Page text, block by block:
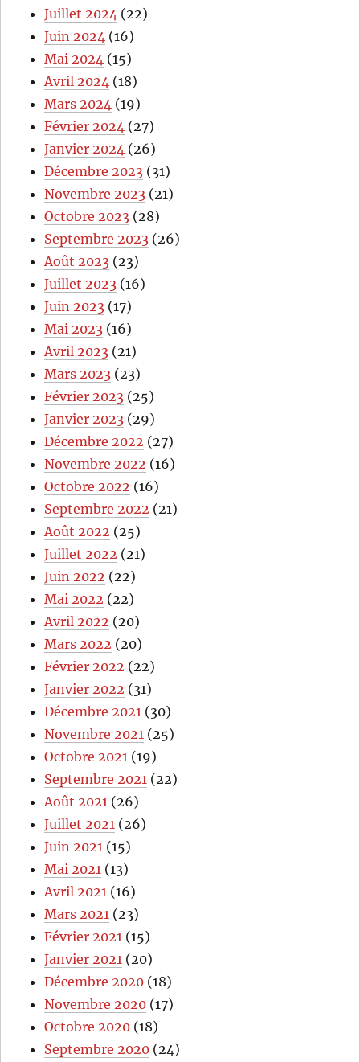
Juillet 2024 (22)
Juin 2024 (16)
Mai 2024 (15)
Avril 2024 (18)
Mars 2024 (19)
Février 2024 (27)
Janvier 2024 (26)
Décembre 2023 (31)
Novembre 2023 (21)
Octobre 2023 (28)
Septembre 2023 (26)
Août 2023 (23)
Juillet 2023 (16)
Juin 2023 (17)
Mai 2023 (16)
Avril 2023 (21)
Mars 2023 (23)
Février 2023 (25)
Janvier 2023 (29)
Décembre 2022 (27)
Novembre 2022 (16)
Octobre 2022 (16)
Septembre 2022 (21)
Août 2022 (25)
Juillet 2022 (21)
Juin 2022 (22)
Mai 2022 (22)
Avril 2022 (20)
Mars 2022 (20)
Février 2022 (22)
Janvier 2022 (31)
Décembre 2021 (30)
Novembre 2021 (25)
Octobre 2021 (19)
Septembre 2021 (22)
Août 2021 (26)
Juillet 2021 (26)
Juin 2021 (15)
Mai 2021 (13)
Avril 2021 (16)
Mars 2021 (23)
Février 2021 (15)
Janvier 2021 (20)
Décembre 2020 (18)
Novembre 2020 (17)
Octobre 2020 (18)
Septembre 2020 (24)